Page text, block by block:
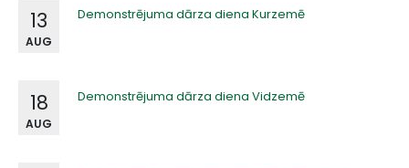
Demonstrējuma dārza diena Kurzemē
13
AUG
Demonstrējuma dārza diena Vidzemē
18
AUG